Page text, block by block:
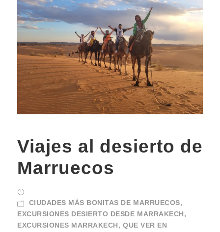
Viajes al desierto de
Marruecos
CIUDADES MÁS BONITAS DE MARRUECOS,
EXCURSIONES DESIERTO DESDE MARRAKECH,
EXCURSIONES MARRAKECH, QUE VER EN